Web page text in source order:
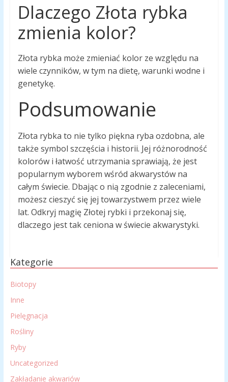
Dlaczego Złota rybka
zmienia kolor?
Złota rybka może zmieniać kolor ze względu na
wiele czynników, w tym na dietę, warunki wodne i
genetykę.
Podsumowanie
Złota rybka to nie tylko piękna ryba ozdobna, ale
także symbol szczęścia i historii. Jej różnorodność
kolorów i łatwość utrzymania sprawiają, że jest
popularnym wyborem wśród akwarystów na
całym świecie. Dbając o nią zgodnie z zaleceniami,
możesz cieszyć się jej towarzystwem przez wiele
lat. Odkryj magię Złotej rybki i przekonaj się,
dlaczego jest tak ceniona w świecie akwarystyki.
Kategorie
Biotopy
Inne
Pielęgnacja
Rośliny
Ryby
Uncategorized
Zakładanie akwariów